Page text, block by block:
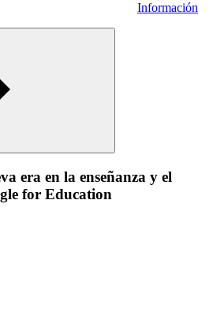
Información
era en la enseñanza y el
for Education